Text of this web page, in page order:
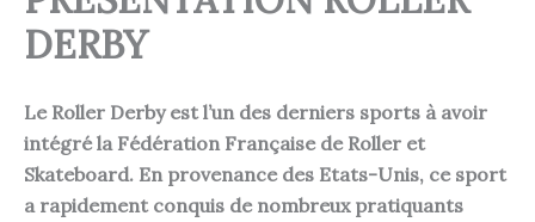
DERBY
Le Roller Derby est l’un des derniers sports à avoir
intégré la Fédération Française de Roller et
Skateboard. En provenance des Etats-Unis, ce sport
a rapidement conquis de nombreux pratiquants